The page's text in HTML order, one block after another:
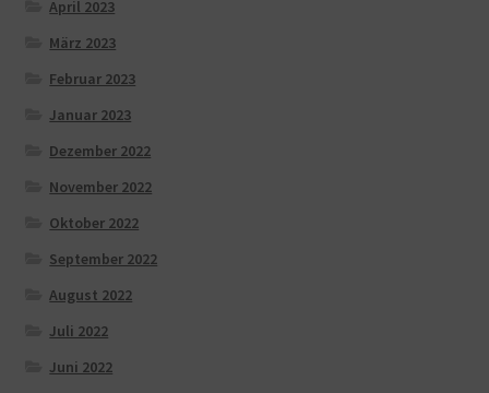
April 2023
März 2023
Februar 2023
Januar 2023
Dezember 2022
November 2022
Oktober 2022
September 2022
August 2022
Juli 2022
Juni 2022